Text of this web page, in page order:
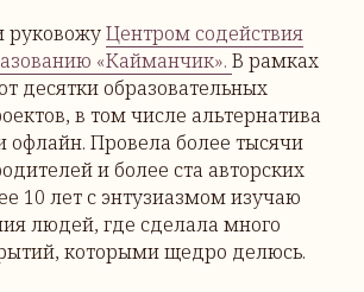
руковожуЦентром содействия
«Кайманчик». В рамках
десятки образовательных
в том числе альтернатива
офлайн. Провела более тысячи
и более ста авторских
10 лет с энтузиазмом изучаю
людей, где сделала много
которыми щедро делюсь.